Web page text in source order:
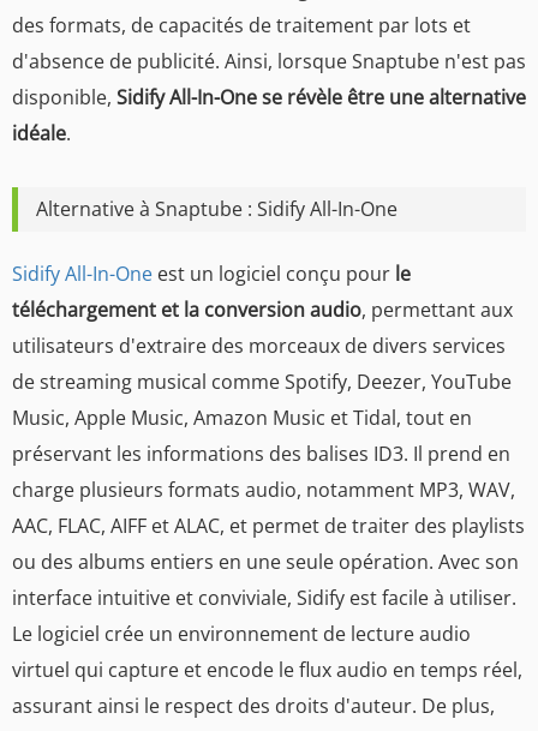
des formats, de capacités de traitement par lots et
d'absence de publicité. Ainsi, lorsque Snaptube n'est pas
disponible, Sidify All-In-One se révèle être une alternative
idéale.
Alternative à Snaptube : Sidify All-In-One
Sidify All-In-One est un logiciel conçu pour le
téléchargement et la conversion audio, permettant aux
utilisateurs d'extraire des morceaux de divers services
de streaming musical comme Spotify, Deezer, YouTube
Music, Apple Music, Amazon Music et Tidal, tout en
préservant les informations des balises ID3. Il prend en
charge plusieurs formats audio, notamment MP3, WAV,
AAC, FLAC, AIFF et ALAC, et permet de traiter des playlists
ou des albums entiers en une seule opération. Avec son
interface intuitive et conviviale, Sidify est facile à utiliser.
Le logiciel crée un environnement de lecture audio
virtuel qui capture et encode le flux audio en temps réel,
assurant ainsi le respect des droits d'auteur. De plus,